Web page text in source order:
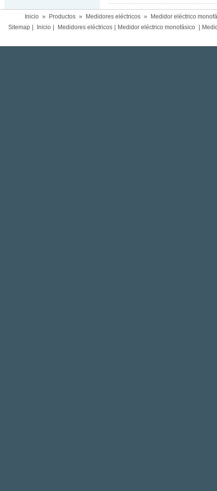
Inicio » Productos » Medidores eléctricos »
Medidor eléctrico
Sitemap
Inicio Medidores eléctricos Medidor eléctrico monofásico